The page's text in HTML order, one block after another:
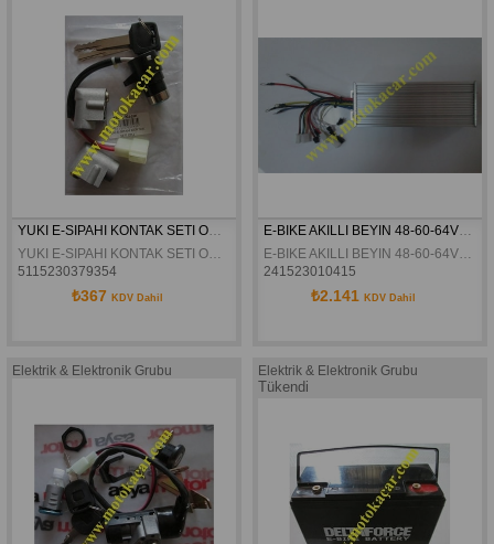
YUKI E-SIPAHI KONTAK SETI ORJINAL
YUKI E-SIPAHI KONTAK SETI ORJINAL
5115230379354
₺367 KDV Dahil
241523010415
₺2.141 KDV Dahil
Elektrik & Elektronik Grubu Elektrik & Elektronik Grubu
Tükendi